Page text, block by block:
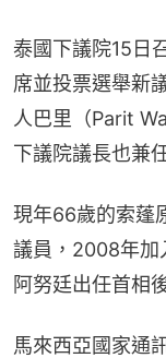
泰國下議院15日
席並投票選舉新
人巴里（Parit
下議院議長也兼
現年66歲的索蓬
議員，2008年加
阿努廷出任首相
馬來西亞國家通